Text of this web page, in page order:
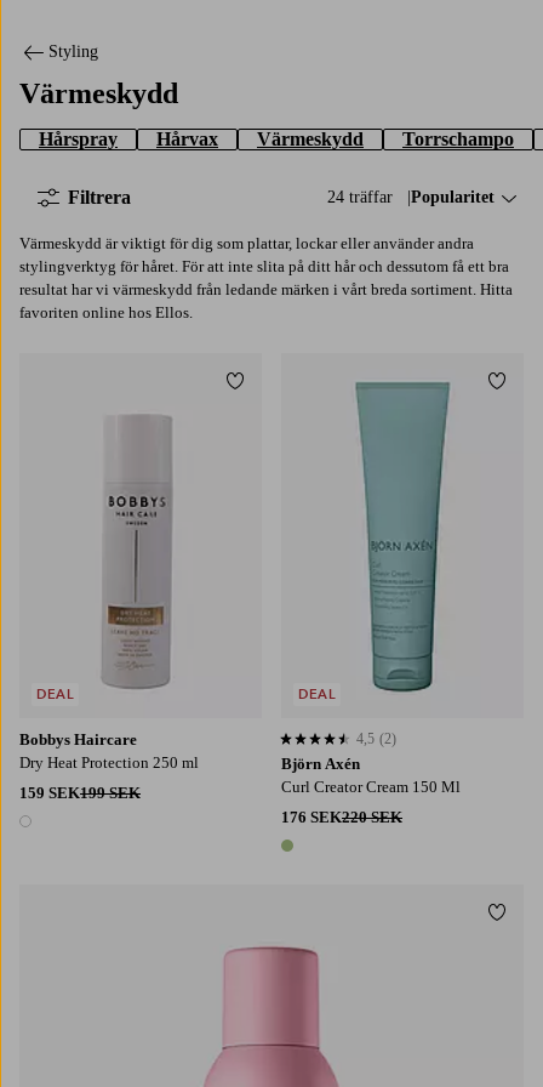
Styling
Värmeskydd
Hårspray Hårvax Värmeskydd Torrschampo
24 träffar Sortera på:
Popularitet
Filtrera
Värmeskydd är viktigt för dig som plattar, lockar eller använder andra
stylingverktyg för håret. För att inte slita på ditt hår och dessutom få ett bra
resultat har vi värmeskydd från ledande märken i vårt breda sortiment. Hitta
favoriten online hos Ellos.
Bobbys Haircare
Dry Heat Protection 250 ml
159 SEK199 SEK
1 färg
DEAL
Lägg till i favoriter
Björn Axén
Curl Creator Cream 150 Ml
176 SEK220 SEK
1 färg
4,5 baserat på 2 st betyg
4,5 (2)
DEAL